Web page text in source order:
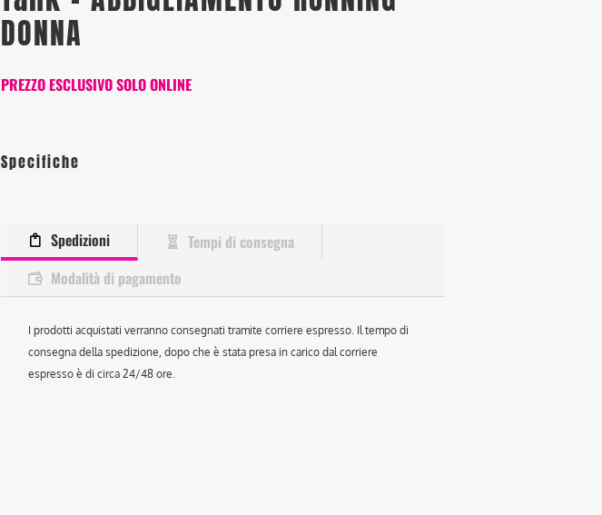
DONNA
PREZZO ESCLUSIVO SOLO ONLINE
Specifiche
Spedizioni
Tempi di consegna
Modalità di pagamento
I prodotti acquistati verranno consegnati tramite corriere espresso. Il tempo di
consegna della spedizione, dopo che è stata presa in carico dal corriere
espresso è di circa 24/48 ore.